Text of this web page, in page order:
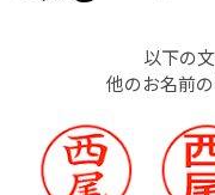
以下の
他のお名前